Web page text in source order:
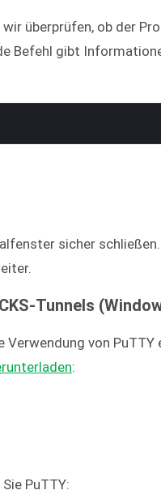
überprüfen, ob der
Befehl gibt
sicher
Tunnels
von PuTTY
:
PuTTY: